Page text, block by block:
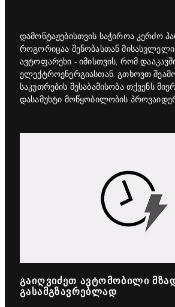
დამონტაჟებისთვის საჭიროა კერძო
როგორიცაა შენობასთან მისასვლელი
ავტოფარეხი - იმისთვის, რომ
ელექტროენერგიასთან. გთხოვთ
საკუთრების შესაბამისობა თქვენს
დასამუხტი მოწყობილობის
ᲒᲐᲘᲦᲕᲘᲫᲔᲗ ᲐᲕᲢᲝᲛᲝᲑᲘᲚᲘ
ᲒᲐᲡᲐᲛᲒᲖᲐᲕᲠᲔᲑᲚᲐᲓ